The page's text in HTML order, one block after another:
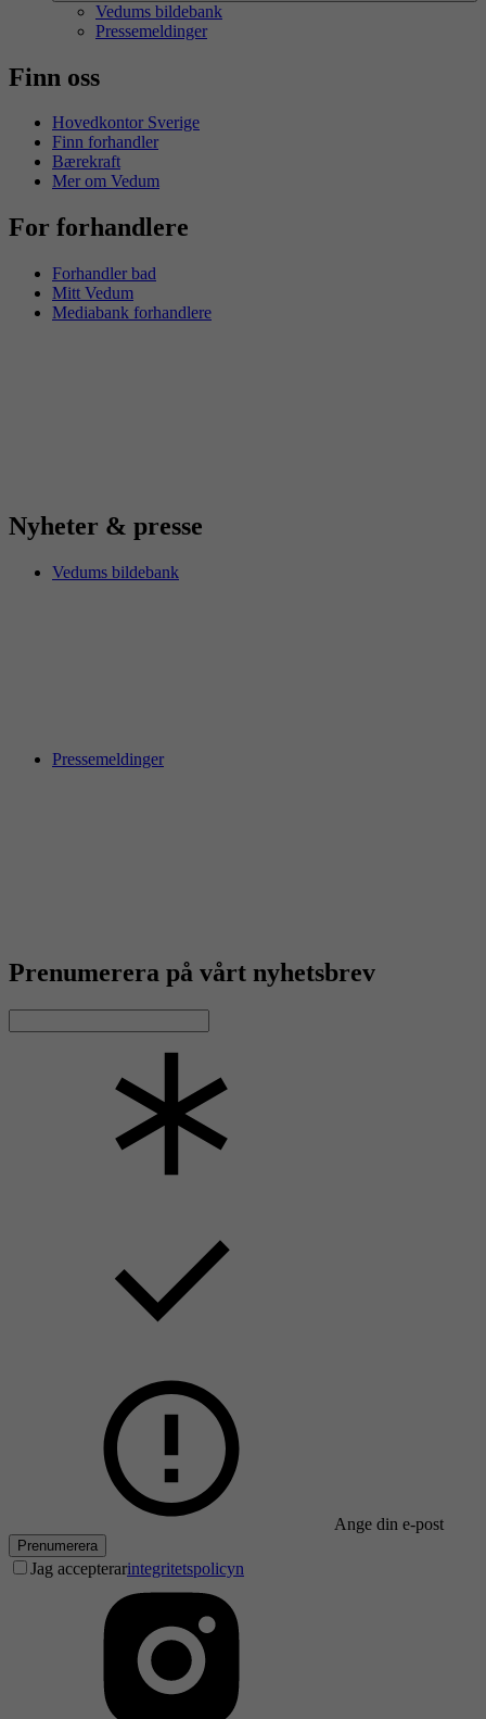
Vedums bildebank
Pressemeldinger
Finn oss
Hovedkontor Sverige
Finn forhandler
Bærekraft
Mer om Vedum
For forhandlere
Forhandler bad
Mitt Vedum
Mediabank forhandlere
Nyheter & presse
Vedums bildebank
Pressemeldinger
Prenumerera på vårt nyhetsbrev
Ange din e-post
Prenumerera
Jag accepterarintegritetspolicyn